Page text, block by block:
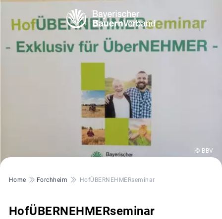
© BBV
Pfadnavigation
Home Forchheim HofÜBERNEHMERseminar
HofÜBERNEHMERseminar